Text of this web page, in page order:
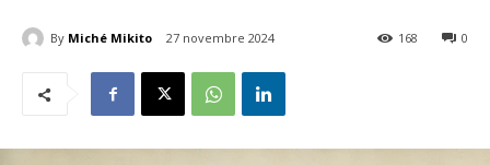
By Miché Mikito 27 novembre 2024 0
168